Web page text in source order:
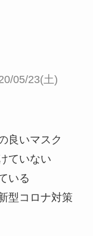
05/23(土)
良いマスク
ていない
いる
型コロナ対策